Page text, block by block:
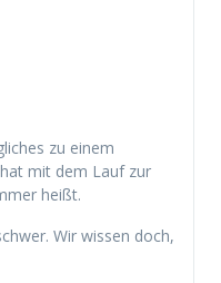
zu einem
mit dem Lauf zur
heißt.
Wir wissen doch,